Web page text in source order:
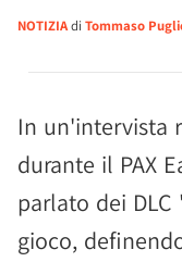
NOTIZIAdi Tommaso
In un'intervista
durante il PAX
parlato dei
gioco,